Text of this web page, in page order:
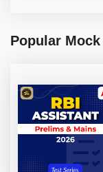
Popular